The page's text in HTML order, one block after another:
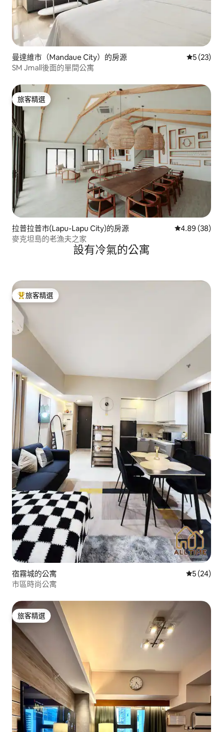
曼達維市（Mandaue City）的房源 從 23 則評
5 (23)
SM Jmall後面的單間公寓
旅客精選
旅客精選
拉普拉普市(Lapu-Lapu City)的房源 從 38 則評價
4.89 (38)
麥克坦島的老漁夫之家
設有冷氣的公寓
旅客精選榜首
旅客精選
宿霧城的公寓 從 24 則評
5 (24)
市區時尚公寓
旅客精選
旅客精選